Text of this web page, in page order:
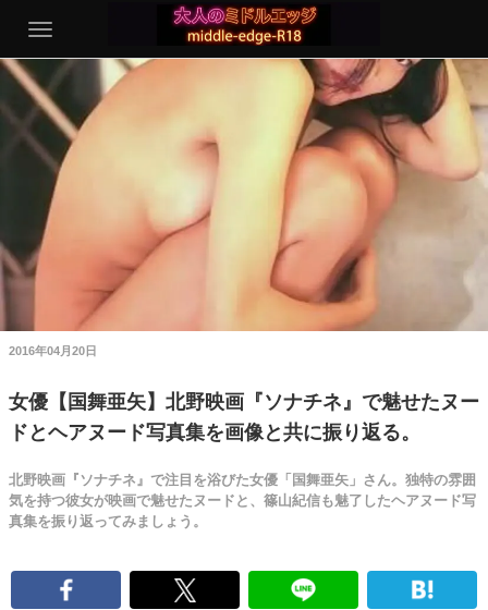
2016年04月20日
女優【国舞亜矢】北野映画『ソナチネ』で魅せたヌー
ドとヘアヌード写真集を画像と共に振り返る。
北野映画『ソナチネ』で注目を浴びた女優「国舞亜矢」さん。独特の雰囲
気を持つ彼女が映画で魅せたヌードと、篠山紀信も魅了したヘアヌード写
真集を振り返ってみましょう。